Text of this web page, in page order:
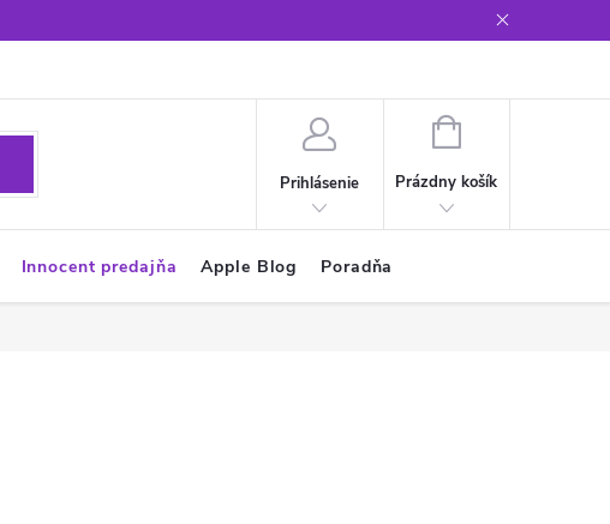
Prihlásenie
NÁKUPNÝ
Prázdny košík
Innocent predajňa Apple Blog Poradňa